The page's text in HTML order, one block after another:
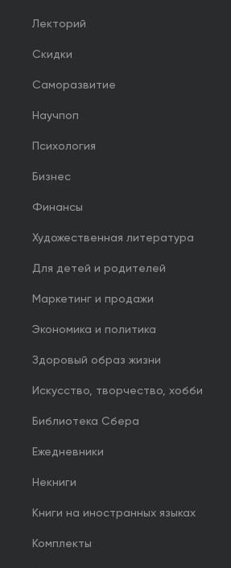
Лекторий
Скидки
Саморазвитие
Научпоп
Психология
Бизнес
Финансы
Художественная литература
Для детей и родителей
Маркетинг и продажи
Экономика и политика
Здоровый образ жизни
Искусство, творчество, хобби
Библиотека Сбера
Ежедневники
Некниги
Книги на иностранных языках
Комплекты